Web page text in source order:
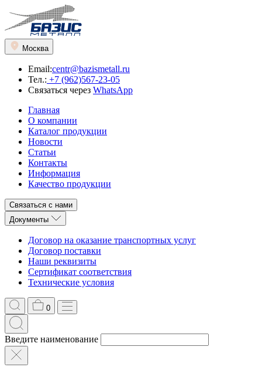
Москва
Email:centr@bazismetall.ru
Тел.: +7 (962)567-23-05
Связаться через WhatsApp
Главная
О компании
Каталог продукции
Новости
Статьи
Контакты
Информация
Качество продукции
Связаться с нами
Документы
Договор на оказание транспортных услуг
Договор поставки
Наши реквизиты
Сертификат соответствия
Технические условия
0
Введите наименование